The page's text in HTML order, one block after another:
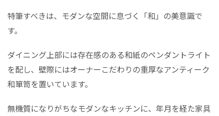
特筆すべきは、モダンな空間に息づく「和」の美意識で
す。
ダイニング上部には存在感のある和紙のペンダントライト
を配し、壁際にはオーナーこだわりの重厚なアンティーク
和箪笥を置いています。
無機質になりがちなモダンなキッチンに、年月を経た家具